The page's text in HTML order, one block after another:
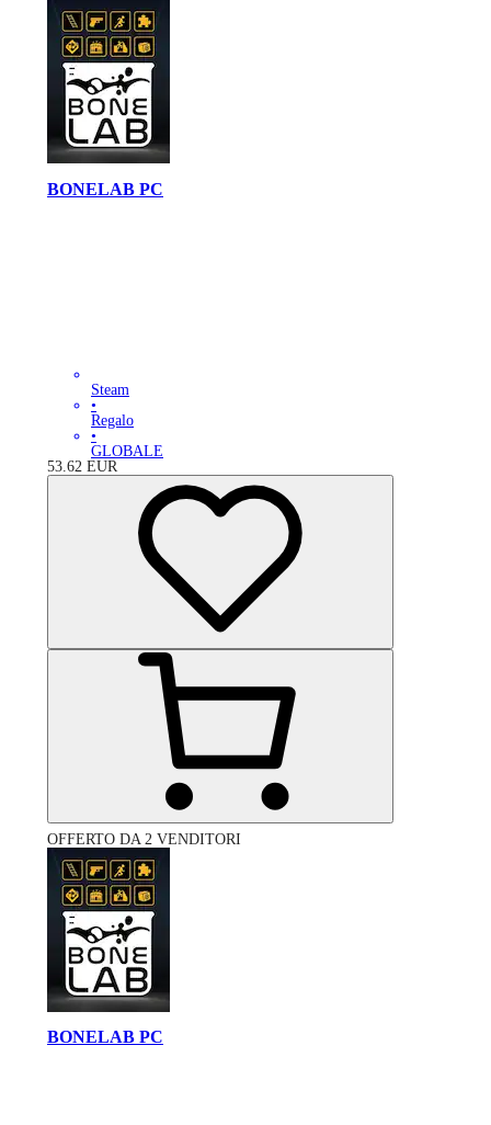
BONELAB PC
Steam
•
Regalo
•
GLOBALE
53.62 EUR
OFFERTO DA 2 VENDITORI
BONELAB PC